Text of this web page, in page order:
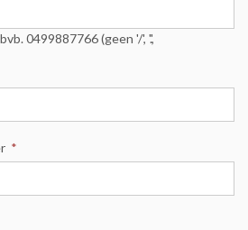
0499887766 (geen '/', '.',
*